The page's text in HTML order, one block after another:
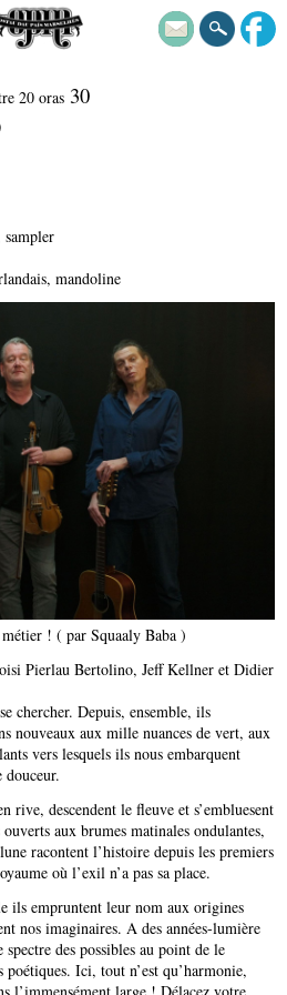
20 oras 30
mandoline
! ( par Squaaly Baba )
Pierlau Bertolino, Jeff Kellner et Didier
chercher. Depuis, ensemble, ils
nouveaux aux mille nuances de vert, aux
vers lesquels ils nous embarquent
rive, descendent le fleuve et s’embluesent
aux brumes matinales ondulantes,
racontent l’histoire depuis les premiers
où l’exil n’a pas sa place.
ils empruntent leur nom aux origines
nos imaginaires. A des années-lumière
des possibles au point de le
Ici, tout n’est qu’harmonie,